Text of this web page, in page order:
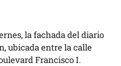
la fachada del diario
ubicada entre la calle
Francisco I.